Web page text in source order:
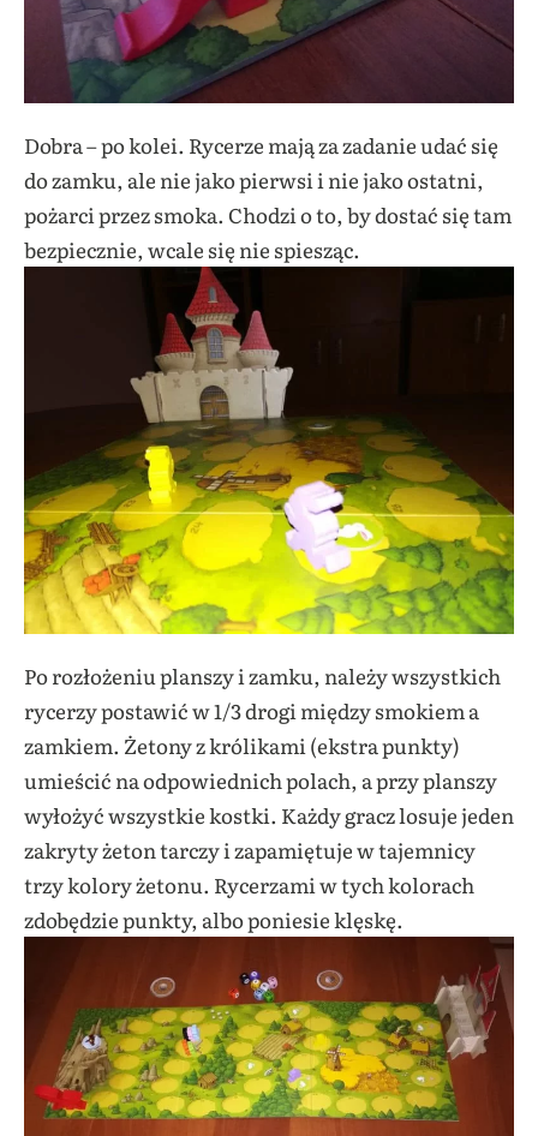
Dobra – po kolei. Rycerze mają za zadanie udać się
do zamku, ale nie jako pierwsi i nie jako ostatni,
pożarci przez smoka. Chodzi o to, by dostać się tam
bezpiecznie, wcale się nie spiesząc.
Po rozłożeniu planszy i zamku, należy wszystkich
rycerzy postawić w 1/3 drogi między smokiem a
zamkiem. Żetony z królikami (ekstra punkty)
umieścić na odpowiednich polach, a przy planszy
wyłożyć wszystkie kostki. Każdy gracz losuje jeden
zakryty żeton tarczy i zapamiętuje w tajemnicy
trzy kolory żetonu. Rycerzami w tych kolorach
zdobędzie punkty, albo poniesie klęskę.